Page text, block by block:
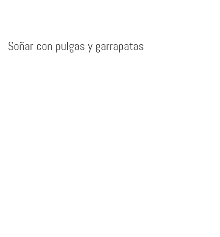
Soñar con pulgas y garrapatas